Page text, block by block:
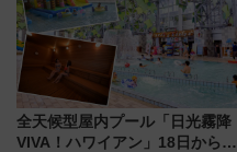
全天候型屋内プール「日光霧降
VIVA！ハワイアン」18日から営